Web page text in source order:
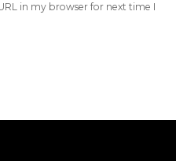
in my browser for next time I